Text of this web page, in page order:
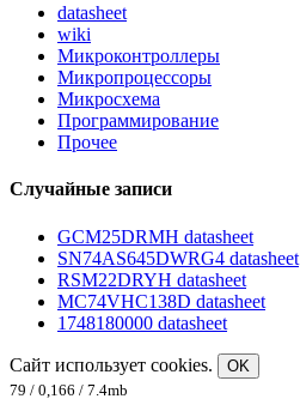
datasheet
wiki
Микроконтроллеры
Микропроцессоры
Микросхема
Программирование
Прочее
Случайные записи
GCM25DRMH datasheet
SN74AS645DWRG4 datasheet
RSM22DRYH datasheet
MC74VHC138D datasheet
1748180000 datasheet
Сайт использует cookies.
OK
79 / 0,166 / 7.4mb